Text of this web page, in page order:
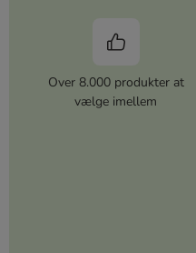
Over 8.000 produkter at
vælge imellem